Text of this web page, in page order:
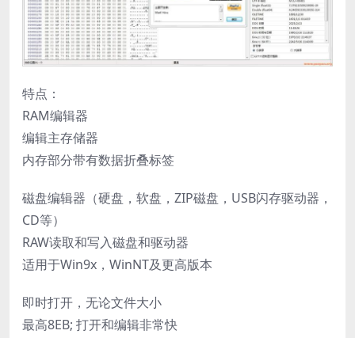
特点：
RAM编辑器
编辑主存储器
内存部分带有数据折叠标签
磁盘编辑器（硬盘，软盘，ZIP磁盘，USB闪存驱动器，
CD等）
RAW读取和写入磁盘和驱动器
适用于Win9x，WinNT及更高版本
即时打开，无论文件大小
最高8EB; 打开和编辑非常快